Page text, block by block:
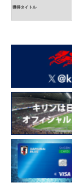
獲得タイトル